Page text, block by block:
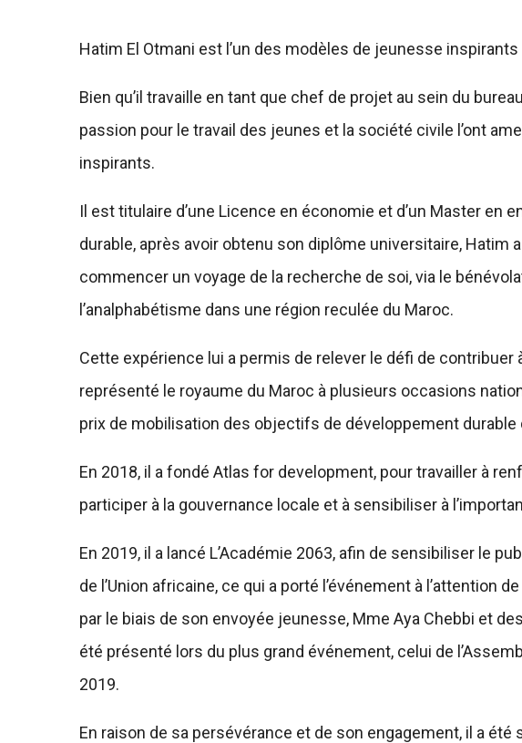
Hatim El Otmani est l’un des modèles de jeunesse
Bien qu’il travaille en tant que chef de projet au sein du
passion pour le travail des jeunes et la société civile l’ont
inspirants.
Il est titulaire d’une Licence en économie et d’un Master en
durable, après avoir obtenu son diplôme universitaire, Hatim
commencer un voyage de la recherche de soi, via le
l’analphabétisme dans une région reculée du Maroc.
Cette expérience lui a permis de relever le défi de contribuer
représenté le royaume du Maroc à plusieurs occasions
prix de mobilisation des objectifs de développement durable
En 2018, il a fondé Atlas for development, pour travailler à
participer à la gouvernance locale et à sensibiliser à
En 2019, il a lancé L’Académie 2063, afin de sensibiliser le
de l’Union africaine, ce qui a porté l’événement à l’attention
par le biais de son envoyée jeunesse, Mme Aya Chebbi et
été présenté lors du plus grand événement, celui de
2019.
En raison de sa persévérance et de son engagement, il a